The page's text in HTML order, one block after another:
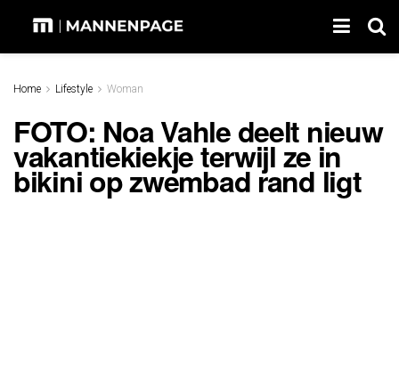
Home Lifestyle Woman
FOTO: Noa Vahle deelt nieuw
vakantiekiekje terwijl ze in
bikini op zwembad rand ligt